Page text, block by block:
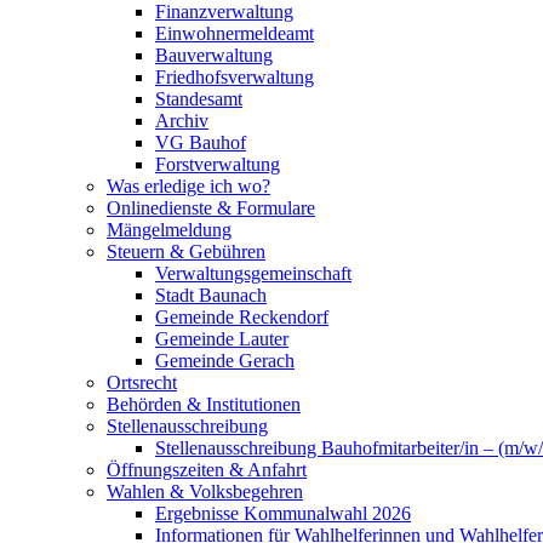
Finanzverwaltung
Einwohnermeldeamt
Bauverwaltung
Friedhofsverwaltung
Standesamt
Archiv
VG Bauhof
Forstverwaltung
Was erledige ich wo?
Onlinedienste & Formulare
Mängelmeldung
Steuern & Gebühren
Verwaltungsgemeinschaft
Stadt Baunach
Gemeinde Reckendorf
Gemeinde Lauter
Gemeinde Gerach
Ortsrecht
Behörden & Institutionen
Stellenausschreibung
Stellenausschreibung Bauhofmitarbeiter/in – (m/
Öffnungszeiten & Anfahrt
Wahlen & Volksbegehren
Ergebnisse Kommunalwahl 2026
Informationen für Wahlhelferinnen und Wahlhelfer